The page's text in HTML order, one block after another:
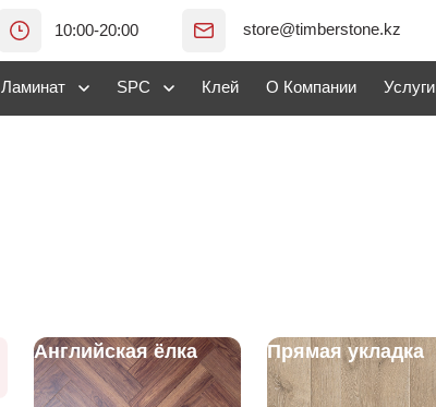
10:00-20:00 store@timberstone.kz
Ламинат SPC Клей О Компании Услуги
Английская ёлка Прямая укладка